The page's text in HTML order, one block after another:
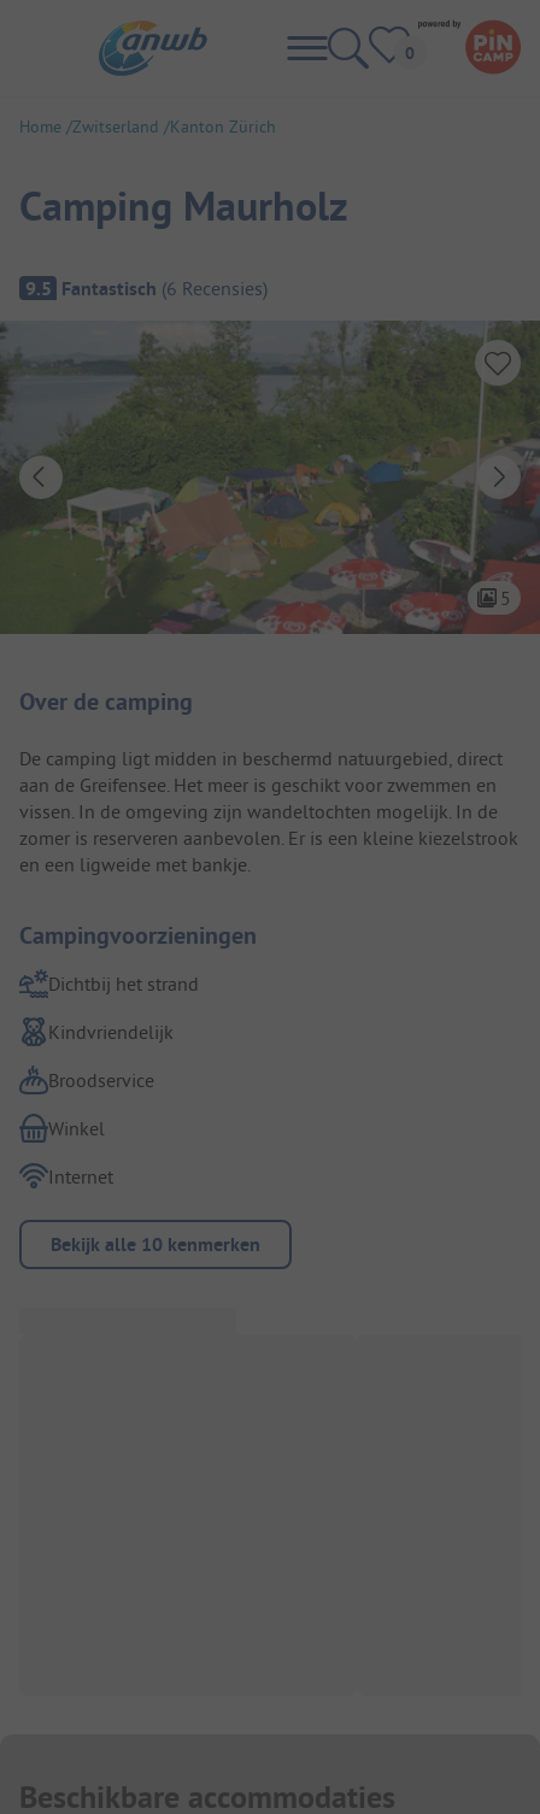
Home Zwitserland Kanton Zürich
Camping Maurholz
Camping overzicht
9.5 Fantastisch (6 Recensies)
5
Over de camping
De camping ligt midden in beschermd natuurgebied, direct
aan de Greifensee. Het meer is geschikt voor zwemmen en
vissen. In de omgeving zijn wandeltochten mogelijk. In de
zomer is reserveren aanbevolen. Er is een kleine kiezelstrook
en een ligweide met bankje.
Campingvoorzieningen
Dichtbij het strand
Kindvriendelijk
Broodservice
Winkel
Internet
Bekijk alle 10 kenmerken
Beschikbare accommodaties